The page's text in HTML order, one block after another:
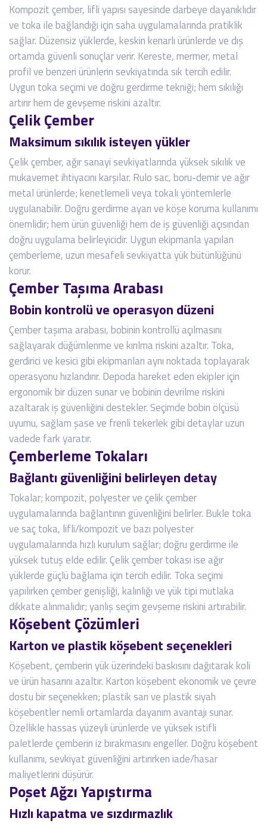
Kompozit çember, lifli yapısı sayesinde darbeye dayanıklıdır
ve toka ile bağlandığı için saha uygulamalarında pratiklik
sağlar. Düzensiz yüklerde, keskin kenarlı ürünlerde ve dış
ortamda güvenli sonuçlar verir. Kereste, mermer, metal
profil ve benzeri ürünlerin sevkiyatında sık tercih edilir.
Uygun toka seçimi ve doğru gerdirme tekniği; hem sıkılığı
artırır hem de gevşeme riskini azaltır.
Çelik Çember
Maksimum sıkılık isteyen yükler
Çelik çember, ağır sanayi sevkiyatlarında yüksek sıkılık ve
mukavemet ihtiyacını karşılar. Rulo sac, boru-demir ve ağır
metal ürünlerde; kenetlemeli veya tokalı yöntemlerle
uygulanabilir. Doğru gerdirme ayarı ve köşe koruma kullanımı
önemlidir; hem ürün güvenliği hem de iş güvenliği açısından
doğru uygulama belirleyicidir. Uygun ekipmanla yapılan
çemberleme, uzun mesafeli sevkiyatta yük bütünlüğünü
korur.
Çember Taşıma Arabası
Bobin kontrolü ve operasyon düzeni
Çember taşıma arabası, bobinin kontrollü açılmasını
sağlayarak düğümlenme ve kırılma riskini azaltır. Toka,
gerdirici ve kesici gibi ekipmanları aynı noktada toplayarak
operasyonu hızlandırır. Depoda hareket eden ekipler için
ergonomik bir düzen sunar ve bobinin devrilme riskini
azaltarak iş güvenliğini destekler. Seçimde bobin ölçüsü
uyumu, sağlam şase ve frenli tekerlek gibi detaylar uzun
vadede fark yaratır.
Çemberleme Tokaları
Bağlantı güvenliğini belirleyen detay
Tokalar; kompozit, polyester ve çelik çember
uygulamalarında bağlantının güvenliğini belirler. Bukle toka
ve saç toka, lifli/kompozit ve bazı polyester
uygulamalarında hızlı kurulum sağlar; doğru gerdirme ile
yüksek tutuş elde edilir. Çelik çember tokası ise ağır
yüklerde güçlü bağlama için tercih edilir. Toka seçimi
yapılırken çember genişliği, kalınlığı ve yük tipi mutlaka
dikkate alınmalıdır; yanlış seçim gevşeme riskini artırabilir.
Köşebent Çözümleri
Karton ve plastik köşebent seçenekleri
Köşebent, çemberin yük üzerindeki baskısını dağıtarak koli
ve ürün hasarını azaltır. Karton köşebent ekonomik ve çevre
dostu bir seçenekken; plastik sarı ve plastik siyah
köşebentler nemli ortamlarda dayanım avantajı sunar.
Özellikle hassas yüzeyli ürünlerde ve yüksek istifli
paletlerde çemberin iz bırakmasını engeller. Doğru köşebent
kullanımı, sevkiyat güvenliğini artırırken iade/hasar
maliyetlerini düşürür.
Poşet Ağzı Yapıştırma
Hızlı kapatma ve sızdırmazlık